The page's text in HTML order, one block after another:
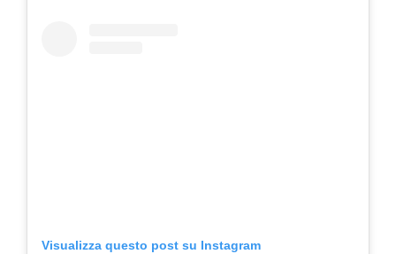
Visualizza questo post su Instagram